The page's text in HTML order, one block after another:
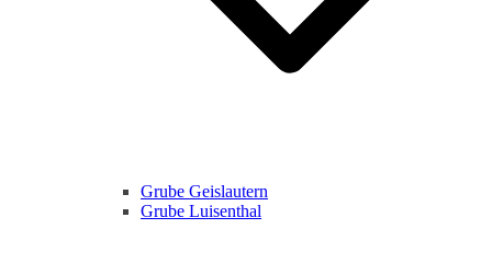
Grube Geislautern
Grube Luisenthal